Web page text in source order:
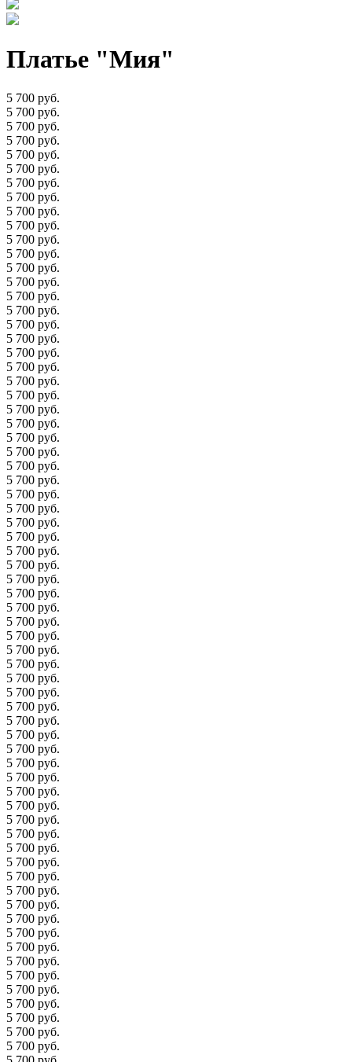
Платье "Мия"
5 700 руб.
5 700 руб.
5 700 руб.
5 700 руб.
5 700 руб.
5 700 руб.
5 700 руб.
5 700 руб.
5 700 руб.
5 700 руб.
5 700 руб.
5 700 руб.
5 700 руб.
5 700 руб.
5 700 руб.
5 700 руб.
5 700 руб.
5 700 руб.
5 700 руб.
5 700 руб.
5 700 руб.
5 700 руб.
5 700 руб.
5 700 руб.
5 700 руб.
5 700 руб.
5 700 руб.
5 700 руб.
5 700 руб.
5 700 руб.
5 700 руб.
5 700 руб.
5 700 руб.
5 700 руб.
5 700 руб.
5 700 руб.
5 700 руб.
5 700 руб.
5 700 руб.
5 700 руб.
5 700 руб.
5 700 руб.
5 700 руб.
5 700 руб.
5 700 руб.
5 700 руб.
5 700 руб.
5 700 руб.
5 700 руб.
5 700 руб.
5 700 руб.
5 700 руб.
5 700 руб.
5 700 руб.
5 700 руб.
5 700 руб.
5 700 руб.
5 700 руб.
5 700 руб.
5 700 руб.
5 700 руб.
5 700 руб.
5 700 руб.
5 700 руб.
5 700 руб.
5 700 руб.
5 700 руб.
5 700 руб.